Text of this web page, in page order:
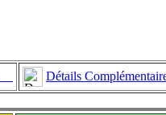
Détails